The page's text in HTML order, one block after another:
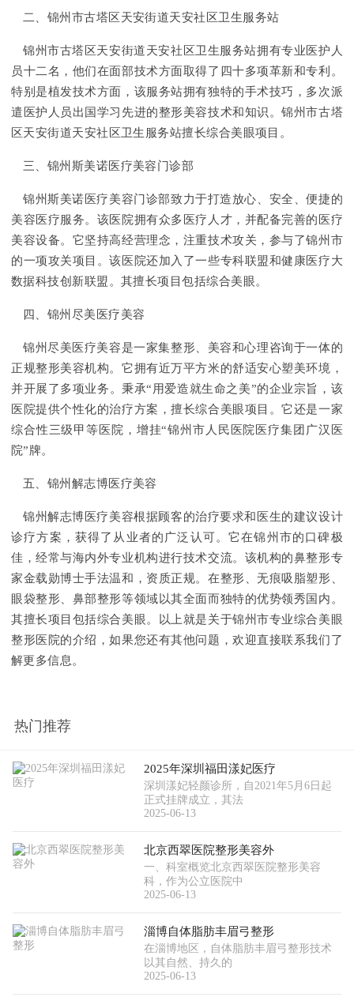
二、锦州市古塔区天安街道天安社区卫生服务站
锦州市古塔区天安街道天安社区卫生服务站拥有专业医护人
员十二名，他们在面部技术方面取得了四十多项革新和专利。
特别是植发技术方面，该服务站拥有独特的手术技巧，多次派
遣医护人员出国学习先进的整形美容技术和知识。锦州市古塔
区天安街道天安社区卫生服务站擅长综合美眼项目。
三、锦州斯美诺医疗美容门诊部
锦州斯美诺医疗美容门诊部致力于打造放心、安全、便捷的
美容医疗服务。该医院拥有众多医疗人才，并配备完善的医疗
美容设备。它坚持高经营理念，注重技术攻关，参与了锦州市
的一项攻关项目。该医院还加入了一些专科联盟和健康医疗大
数据科技创新联盟。其擅长项目包括综合美眼。
四、锦州尽美医疗美容
锦州尽美医疗美容是一家集整形、美容和心理咨询于一体的
正规整形美容机构。它拥有近万平方米的舒适安心塑美环境，
并开展了多项业务。秉承“用爱造就生命之美”的企业宗旨，该
医院提供个性化的治疗方案，擅长综合美眼项目。它还是一家
综合性三级甲等医院，增挂“锦州市人民医院医疗集团广汉医
院”牌。
五、锦州解志博医疗美容
锦州解志博医疗美容根据顾客的治疗要求和医生的建议设计
诊疗方案，获得了从业者的广泛认可。它在锦州市的口碑极
佳，经常与海内外专业机构进行技术交流。该机构的鼻整形专
家金载勋博士手法温和，资质正规。在整形、无痕吸脂塑形、
眼袋整形、鼻部整形等领域以其全面而独特的优势领秀国内。
其擅长项目包括综合美眼。以上就是关于锦州市专业综合美眼
整形医院的介绍，如果您还有其他问题，欢迎直接联系我们了
解更多信息。
热门推荐
2025年深圳福田漾妃医疗
深圳漾妃轻颜诊所，自2021年5月6日起
正式挂牌成立，其法
2025-06-13
北京西翠医院整形美容外
一、科室概览北京西翠医院整形美容
科，作为公立医院中
2025-06-13
淄博自体脂肪丰眉弓整形
在淄博地区，自体脂肪丰眉弓整形技术
以其自然、持久的
2025-06-13